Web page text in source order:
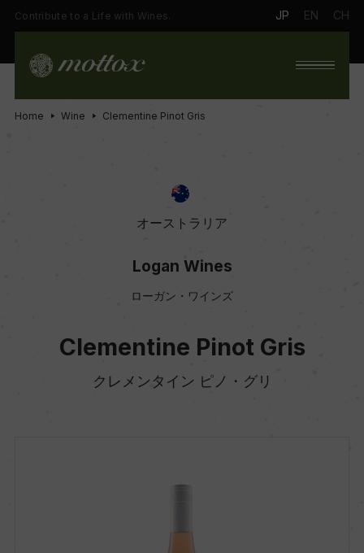
Contribute to a Life with Wines. JP EN CH
Home Wine Clementine Pinot Gris
オーストラリア
Logan Wines
ローガン・ワインズ
Clementine Pinot Gris
クレメンタイン ピノ・グリ